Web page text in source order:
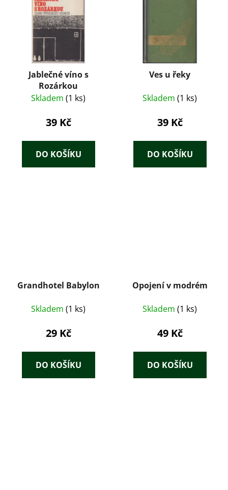
Jablečné víno s
Rozárkou
Skladem (1 ks)
39 Kč
DO KOŠÍKU
Ves u řeky
Skladem (1 ks)
39 Kč
DO KOŠÍKU
Grandhotel Babylon
Skladem (1 ks)
29 Kč
DO KOŠÍKU
Opojení v modrém
Skladem (1 ks)
49 Kč
DO KOŠÍKU